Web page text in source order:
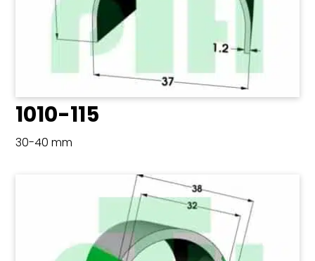
1010-115
30-40 mm